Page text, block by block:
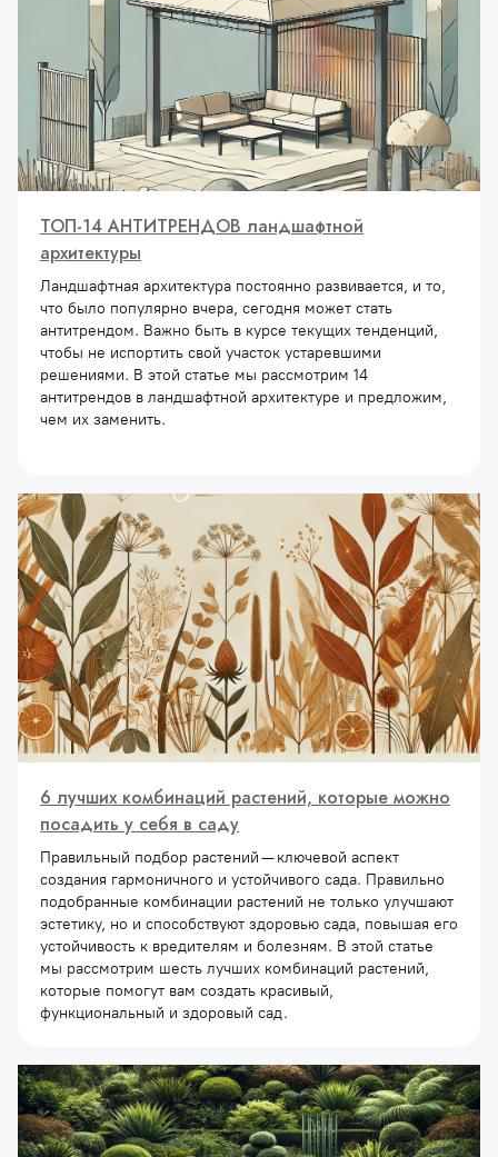
ТОП-14 АНТИТРЕНДОВ ландшафтной
архитектуры
Ландшафтная архитектура постоянно развивается, и то,
что было популярно вчера, сегодня может стать
антитрендом. Важно быть в курсе текущих тенденций,
чтобы не испортить свой участок устаревшими
решениями. В этой статье мы рассмотрим 14
антитрендов в ландшафтной архитектуре и предложим,
чем их заменить.
6 лучших комбинаций растений, которые можно
посадить у себя в саду
Правильный подбор растений — ключевой аспект
создания гармоничного и устойчивого сада. Правильно
подобранные комбинации растений не только улучшают
эстетику, но и способствуют здоровью сада, повышая его
устойчивость к вредителям и болезням. В этой статье
мы рассмотрим шесть лучших комбинаций растений,
которые помогут вам создать красивый,
функциональный и здоровый сад.